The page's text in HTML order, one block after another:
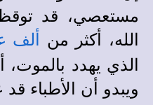
مستعصي، قد
الله، أكثر من
ألف
الذي يهدد
ويبدو أن الأطباء